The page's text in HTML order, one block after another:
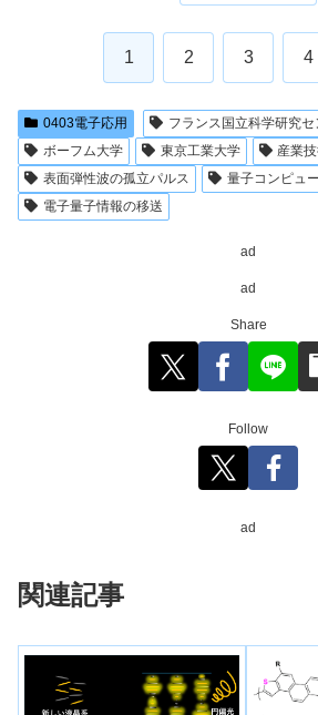
1 2 3 4
0403電子応用
フランス国立科学研究
ボーフム大学
東京工業大学
産業
表面弾性波の孤立パルス
量子コンピュ
電子量子情報の移送
ad
ad
Share
Follow
ad
関連記事